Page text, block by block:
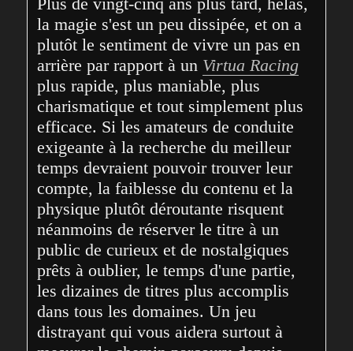
la magie s'est un peu dissipée, et on a
plutôt le sentiment de vivre un pas en
arrière par rapport à un Virtua Racing
plus rapide, plus maniable, plus
charismatique et tout simplement plus
efficace. Si les amateurs de conduite
exigeante à la recherche du meilleur
temps devraient pouvoir trouver leur
compte, la faiblesse du contenu et la
physique plutôt déroutante risquent
néanmoins de réserver le titre à un
public de curieux et de nostalgiques
prêts à oublier, le temps d'une partie,
les dizaines de titres plus accomplis
dans tous les domaines. Un jeu
distrayant qui vous aidera surtout à